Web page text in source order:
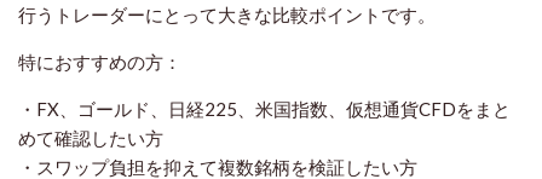
行うトレーダーにとって大きな比較ポイントです。
特におすすめの方：
・FX、ゴールド、日経225、米国指数、仮想通貨CFDをまと
めて確認したい方
・スワップ負担を抑えて複数銘柄を検証したい方